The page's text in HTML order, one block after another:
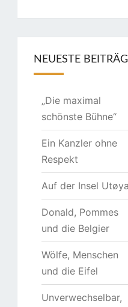
NEUESTE
„Die maximal
schönste Bühne“
Ein Kanzler ohne
Respekt
Auf der Insel Utøya
Donald, Pommes
und die Belgier
Wölfe, Menschen
und die Eifel
Unverwechselbar,